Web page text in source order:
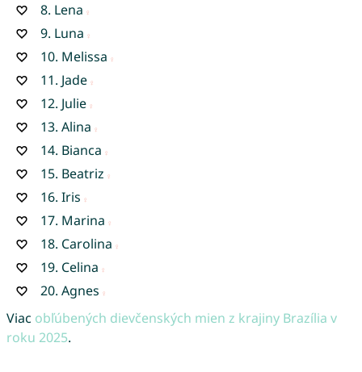
8. Lena
9. Luna
10. Melissa
11. Jade
12. Julie
13. Alina
14. Bianca
15. Beatriz
16. Iris
17. Marina
18. Carolina
19. Celina
20. Agnes
Viac obľúbených dievčenských mien z krajiny Brazília v
roku 2025.